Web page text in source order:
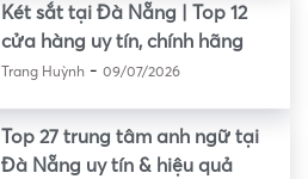
Két sắt tại Đà Nẵng | Top 12
cửa hàng uy tín, chính hãng
Trang Huỳnh- 09/07/2026
Top 27 trung tâm anh ngữ tại
Đà Nẵng uy tín & hiệu quả